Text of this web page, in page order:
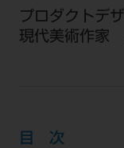
プロダクトデ
現代美術作家
目 次
診療用材
デジタル
メールでの
ご開業に
歯科技工士
デンタルショー
開業医インタ
有料会員のご
一般会員
衛生士会員
学術・お役立ち情
支店・営業所